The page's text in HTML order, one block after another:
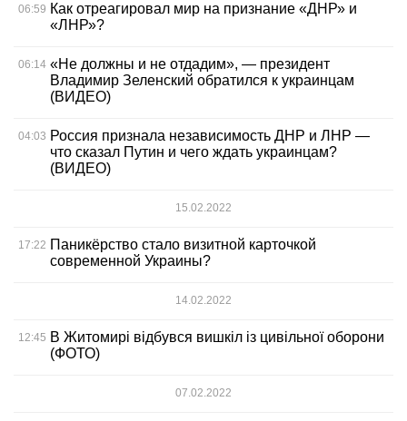
06:59 Как отреагировал мир на признание «ДНР» и
«ЛНР»?
06:14 «Не должны и не отдадим», — президент
Владимир Зеленский обратился к украинцам
(ВИДЕО)
04:03 Россия признала независимость ДНР и ЛНР —
что сказал Путин и чего ждать украинцам?
(ВИДЕО)
15.02.2022
17:22 Паникёрство стало визитной карточкой
современной Украины?
14.02.2022
12:45 В Житомирі відбувся вишкіл із цивільної оборони
(ФОТО)
07.02.2022